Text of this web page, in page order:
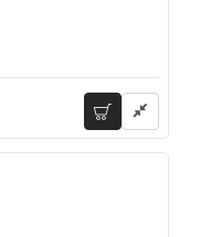
προσθήκη